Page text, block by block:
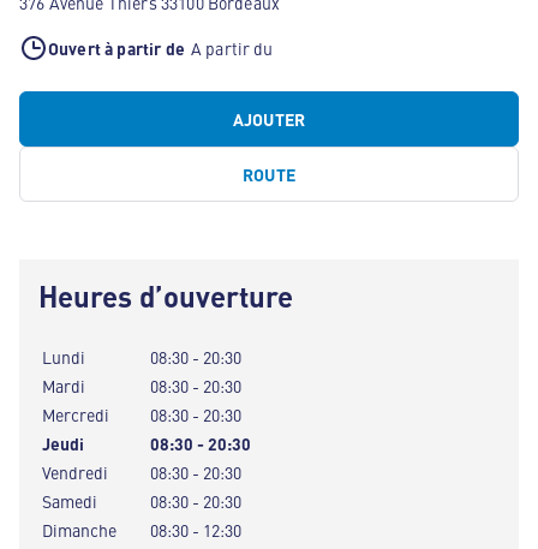
Ouvert à partir de A partir du
AJOUTER
ROUTE
Heures d’ouverture
Lundi
08:30 - 20:30
Mardi
08:30 - 20:30
Mercredi
08:30 - 20:30
Jeudi
08:30 - 20:30
Vendredi
08:30 - 20:30
Samedi
08:30 - 20:30
Dimanche
08:30 - 12:30